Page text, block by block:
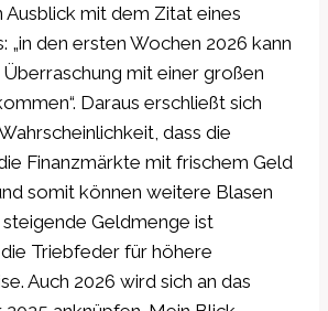
Ausblick mit dem Zitat eines
„in den ersten Wochen 2026 kann
mit einer großen
Daraus erschließt sich
dass die
Finanzmärkte mit frischem Geld
somit können weitere Blasen
Geldmenge ist
Triebfeder für höhere
Auch 2026 wird sich an das